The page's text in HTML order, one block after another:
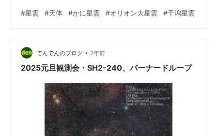
誕生しています。 アマチュア天文家にも人気の観測対象
です（M42）。 第2位の答えを見る オリオン大星雲（リ
ンク数 71） 🥉第3位のヒント いて座の天の川の中に見ら
れます（M8）。 散開星団NGC6530と重なって見えま
す。 英語では「ラグーン星雲」とも呼ばれます。 第3…
#星雲 #天体 #かに星雲 #オリオン大星雲 #干潟星雲
でんでんのブログ • 2年前
2025元旦観測会・SH2-240、バーナードループ